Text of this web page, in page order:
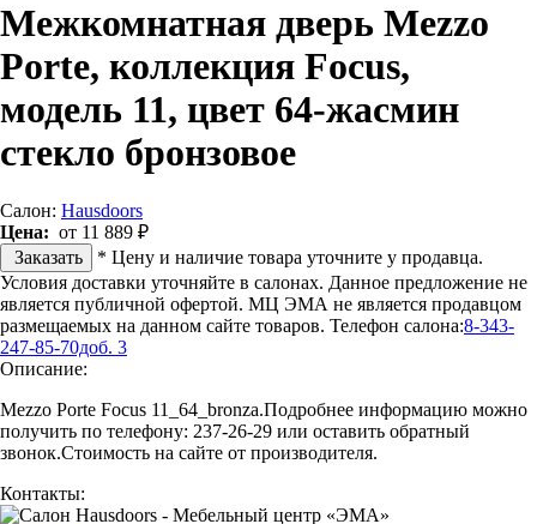
Межкомнатная дверь Mezzo
Porte, коллекция Focus,
модель 11, цвет 64-жасмин
стекло бронзовое
Салон: Hausdoors
Цена: от 11 889 ₽
Заказать
* Цену и наличие товара уточните у продавца.
Условия доставки уточняйте в салонах. Данное предложение не
является публичной офертой. МЦ ЭМА не является продавцом
размещаемых на данном сайте товаров. Телефон салона:8-343-
247-85-70доб. 3
Описание:
Mezzo Porte Focus 11_64_bronza.Подробнее информацию можно
получить по телефону: 237-26-29 или оставить обратный
звонок.Стоимость на сайте от производителя.
Контакты: